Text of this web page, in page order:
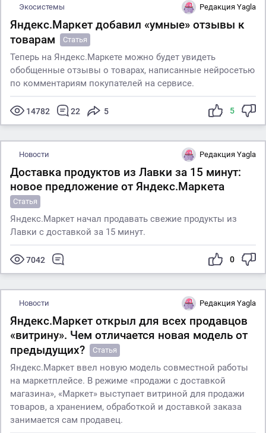
Экосистемы Редакция Yagla
Яндекс.Маркет добавил «умные» отзывы к
товарам
Статья
Теперь на Яндекс.Маркете можно будет увидеть
обобщенные отзывы о товарах, написанные нейросетью
по комментариям покупателей на сервисе.
14782 22 5 5
Новости Редакция Yagla
Доставка продуктов из Лавки за 15 минут:
новое предложение от Яндекс.Маркета
Статья
Яндекс.Маркет начал продавать свежие продукты из
Лавки с доставкой за 15 минут.
7042 0
Новости Редакция Yagla
Яндекс.Маркет открыл для всех продавцов
«витрину». Чем отличается новая модель от
предыдущих?
Статья
Яндекс.Маркет ввел новую модель совместной работы
на маркетплейсе. В режиме «продажи с доставкой
магазина», «Маркет» выступает витриной для продажи
товаров, а хранением, обработкой и доставкой заказа
занимается сам продавец.